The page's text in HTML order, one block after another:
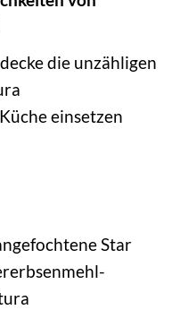
die unzähligen
einsetzen
Star